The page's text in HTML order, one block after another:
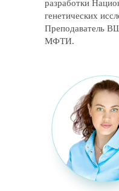
разработки
генетических
Преподаватель
МФТИ.